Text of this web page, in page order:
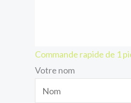
Commande rapide de 1
Votre nom